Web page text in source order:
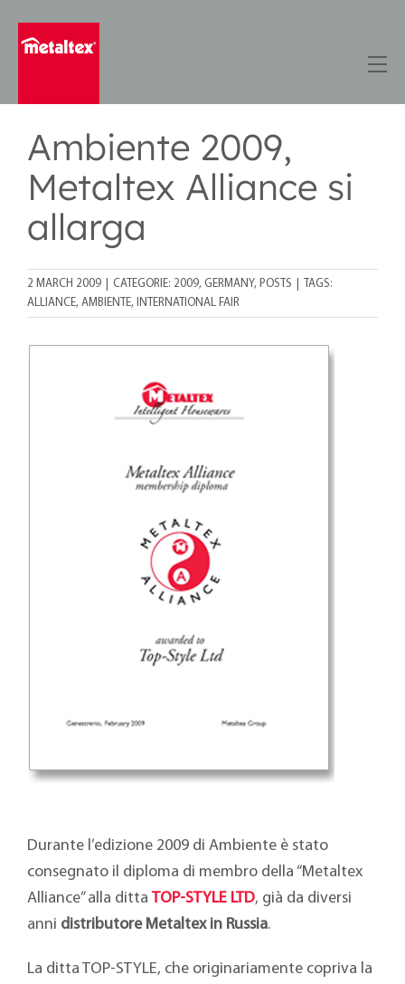
Ambiente 2009,
Metaltex Alliance si
allarga
2 MARCH 2009 CATEGORIE: 2009, GERMANY, POSTS
TAGS:
ALLIANCE, AMBIENTE, INTERNATIONAL FAIR
Durante l’edizione 2009 di Ambiente è stato
consegnato il diploma di membro della “Metaltex
Alliance” alla ditta TOP-STYLE LTD, già da diversi
anni distributore Metaltex in Russia.
La ditta TOP-STYLE, che originariamente copriva la